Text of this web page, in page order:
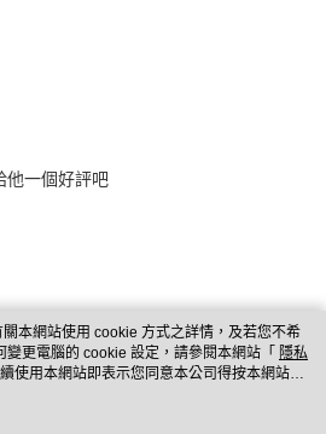
他一個好評吧
本網站使用 cookie 方式之詳情，及若您不希
更電腦的 cookie 設定，請參閱本網站「 隱私
使用本網站即表示您同意本公司得按本網站使
。